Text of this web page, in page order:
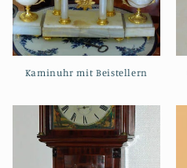
Kaminuhr mit Beistellern